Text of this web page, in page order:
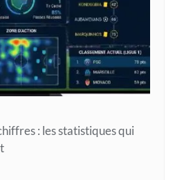
: les statistiques qui